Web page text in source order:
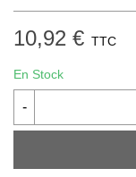
10,92 € TTC
En Stock
-